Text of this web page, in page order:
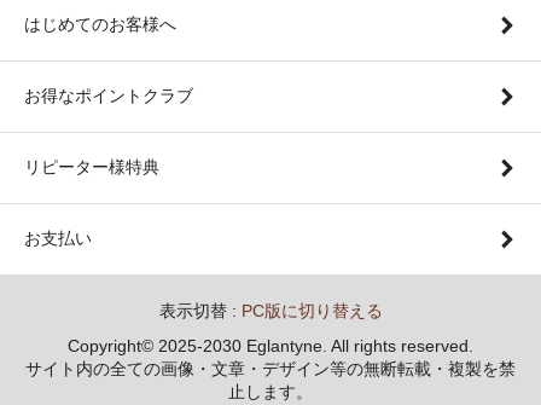
はじめてのお客様へ
お得なポイントクラブ
リピーター様特典
お支払い
表示切替 : PC版に切り替える
Copyright© 2025-2030 Eglantyne. All rights reserved.
サイト内の全ての画像・文章・デザイン等の無断転載・複製を禁
止します。